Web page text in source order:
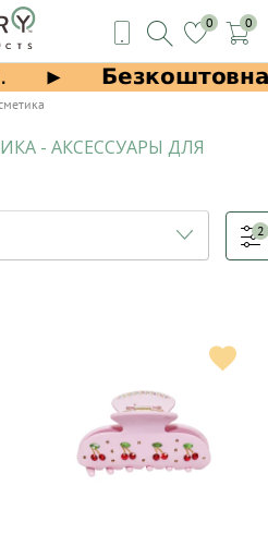
0 0
- АКСЕССУАРЫ ДЛЯ
2